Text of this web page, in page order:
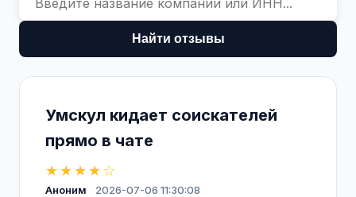
Найти отзывы
Умскул кидает соискателей
прямо в чате
★★★★☆
Аноним
2026-07-06 11:30:08